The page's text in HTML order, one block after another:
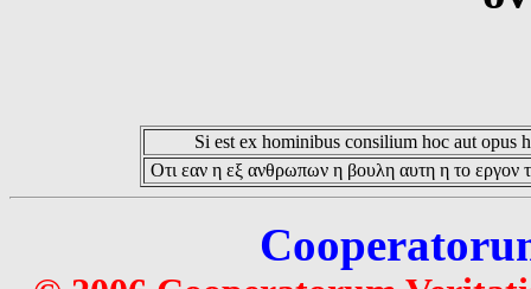
Si est ex hominibus consilium hoc aut opus
Οτι εαν η εξ ανθρωπων η βουλη αυτη η το εργον